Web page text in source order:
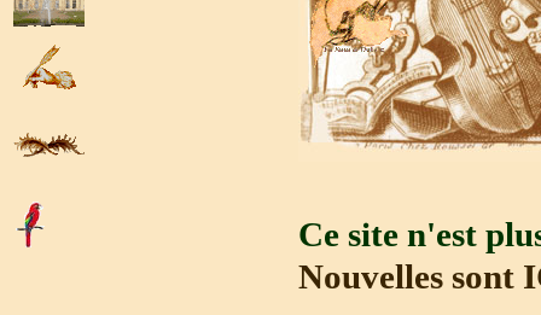
Ce site n'est
Nouvelles sont